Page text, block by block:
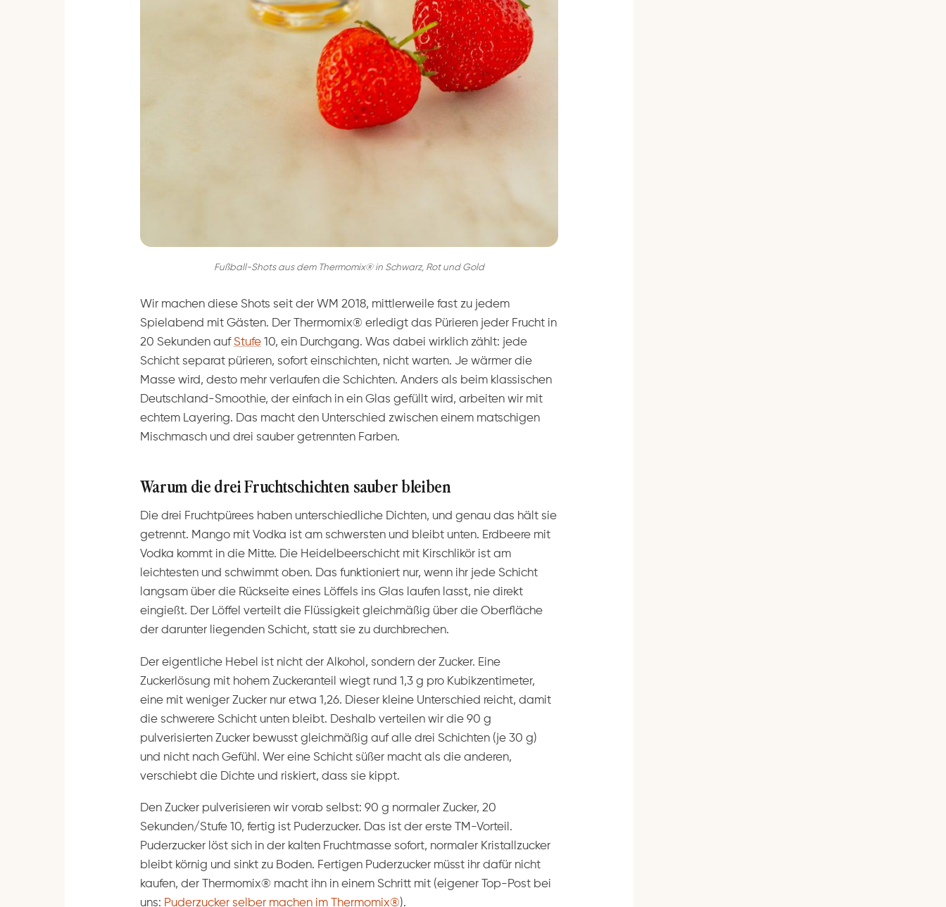
Fußball-Shots aus dem Thermomix® in Schwarz, Rot und Gold
Wir machen diese Shots seit der WM 2018, mittlerweile fast zu jedem
Spielabend mit Gästen. Der Thermomix® erledigt das Pürieren jeder Frucht in
20 Sekunden aufStufe10, ein Durchgang. Was dabei wirklich zählt: jede
Schicht separat pürieren, sofort einschichten, nicht warten. Je wärmer die
Masse wird, desto mehr verlaufen die Schichten. Anders als beim klassischen
Deutschland-Smoothie, der einfach in ein Glas gefüllt wird, arbeiten wir mit
echtem Layering. Das macht den Unterschied zwischen einem matschigen
Mischmasch und drei sauber getrennten Farben.
Warum die drei Fruchtschichten sauber bleiben
Die drei Fruchtpürees haben unterschiedliche Dichten, und genau das hält sie
getrennt. Mango mit Vodka ist am schwersten und bleibt unten. Erdbeere mit
Vodka kommt in die Mitte. Die Heidelbeerschicht mit Kirschlikör ist am
leichtesten und schwimmt oben. Das funktioniert nur, wenn ihr jede Schicht
langsam über die Rückseite eines Löffels ins Glas laufen lasst, nie direkt
eingießt. Der Löffel verteilt die Flüssigkeit gleichmäßig über die Oberfläche
der darunter liegenden Schicht, statt sie zu durchbrechen.
Der eigentliche Hebel ist nicht der Alkohol, sondern der Zucker. Eine
Zuckerlösung mit hohem Zuckeranteil wiegt rund 1,3 g pro Kubikzentimeter,
eine mit weniger Zucker nur etwa 1,26. Dieser kleine Unterschied reicht, damit
die schwerere Schicht unten bleibt. Deshalb verteilen wir die 90 g
pulverisierten Zucker bewusst gleichmäßig auf alle drei Schichten (je 30 g)
und nicht nach Gefühl. Wer eine Schicht süßer macht als die anderen,
verschiebt die Dichte und riskiert, dass sie kippt.
Den Zucker pulverisieren wir vorab selbst: 90 g normaler Zucker, 20
Sekunden/Stufe 10, fertig ist Puderzucker. Das ist der erste TM-Vorteil.
Puderzucker löst sich in der kalten Fruchtmasse sofort, normaler Kristallzucker
bleibt körnig und sinkt zu Boden. Fertigen Puderzucker müsst ihr dafür nicht
kaufen, der Thermomix® macht ihn in einem Schritt mit (eigener Top-Post bei
uns: Puderzucker selber machen im Thermomix®).